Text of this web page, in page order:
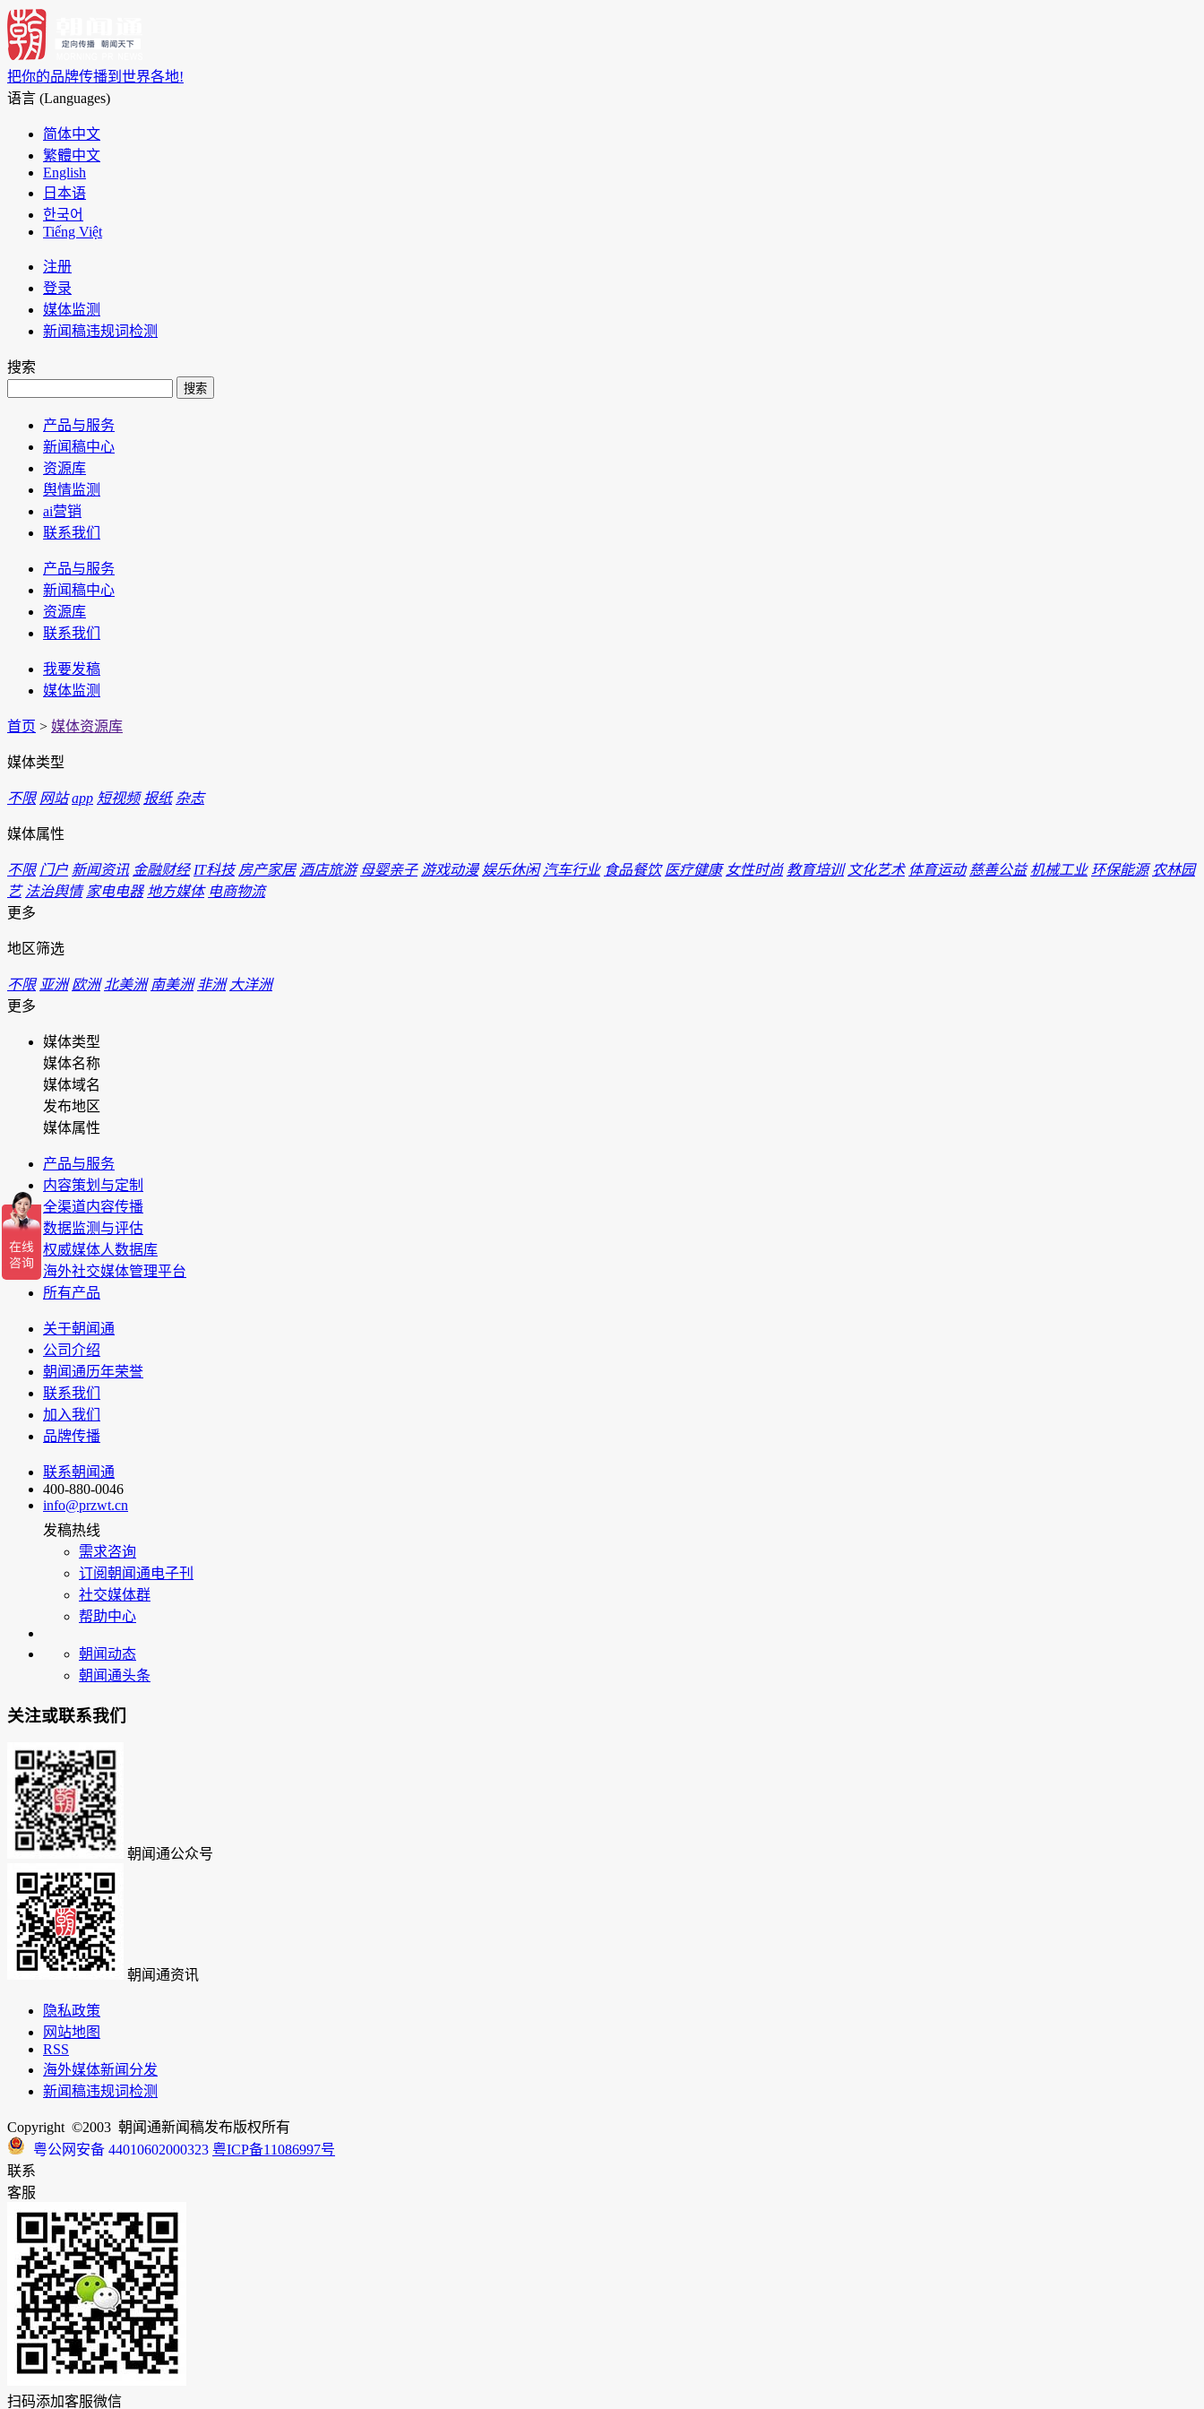
把你的品牌传播到世界各地!
语言 (Languages)
简体中文
繁體中文
English
日本语
한국어
Tiếng Việt
注册
登录
媒体监测
新闻稿违规词检测
搜索
搜索
产品与服务
新闻稿中心
资源库
舆情监测
ai营销
联系我们
产品与服务
新闻稿中心
资源库
联系我们
我要发稿
媒体监测
首页 > 媒体资源库
媒体类型
不限 网站 app 短视频 报纸 杂志
媒体属性
不限 门户 新闻资讯 金融财经 IT科技 房产家居 酒店旅游 母婴亲子 游戏动漫 娱乐休闲 汽车行业 食品餐饮 医疗健康 女性时尚 教育培训 文化艺术 体育运动 慈善公益 机械工业 环保能源 农林园
艺 法治舆情 家电电器 地方媒体 电商物流
更多
地区筛选
不限 亚洲 欧洲 北美洲 南美洲 非洲 大洋洲
更多
媒体类型
媒体名称
媒体域名
发布地区
媒体属性
产品与服务
内容策划与定制
全渠道内容传播
数据监测与评估
权威媒体人数据库
海外社交媒体管理平台
所有产品
关于朝闻通
公司介绍
朝闻通历年荣誉
联系我们
加入我们
品牌传播
联系朝闻通
400-880-0046
info@przwt.cn
发稿热线
需求咨询
订阅朝闻通电子刊
社交媒体群
帮助中心
朝闻动态
朝闻通头条
关注或联系我们
朝闻通公众号
朝闻通资讯
隐私政策
网站地图
RSS
海外媒体新闻分发
新闻稿违规词检测
Copyright ©2003 朝闻通新闻稿发布版权所有
粤公网安备 44010602000323 粤ICP备11086997号
联系
客服
扫码添加客服微信